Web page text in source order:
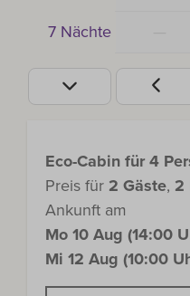
7 Nächte
Eco-Cabin für 4
Preis für 2 Gäste, 2
Ankunft am
Mo 10 Aug (14:00
Mi 12 Aug (10:00